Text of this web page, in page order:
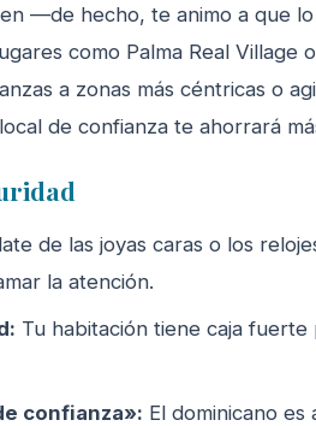
—de hecho, te animo a que
como Palma Real Village
a zonas más céntricas o
de confianza te ahorrará
de las joyas caras o los
la atención.
Tu habitación tiene caja
confianza»: El dominicano